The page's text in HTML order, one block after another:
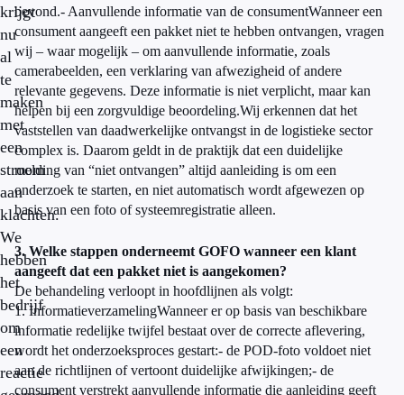
krijgt
nu
al
te
maken
met
een
stroom
aan
klachten.
We
hebben
het
bedrijf
om
een
reactie
bevond.- Aanvullende informatie van de consumentWanneer een
consument aangeeft een pakket niet te hebben ontvangen, vragen
wij – waar mogelijk – om aanvullende informatie, zoals
camerabeelden, een verklaring van afwezigheid of andere
relevante gegevens. Deze informatie is niet verplicht, maar kan
helpen bij een zorgvuldige beoordeling.Wij erkennen dat het
vaststellen van daadwerkelijke ontvangst in de logistieke sector
complex is. Daarom geldt in de praktijk dat een duidelijke
melding van “niet ontvangen” altijd aanleiding is om een
onderzoek te starten, en niet automatisch wordt afgewezen op
basis van een foto of systeemregistratie alleen.
3. Welke stappen onderneemt GOFO wanneer een klant
aangeeft dat een pakket niet is aangekomen?
De behandeling verloopt in hoofdlijnen als volgt:
1. InformatieverzamelingWanneer er op basis van beschikbare
informatie redelijke twijfel bestaat over de correcte aflevering,
wordt het onderzoeksproces gestart:- de POD-foto voldoet niet
aan de richtlijnen of vertoont duidelijke afwijkingen;- de
consument verstrekt aanvullende informatie die aanleiding geeft